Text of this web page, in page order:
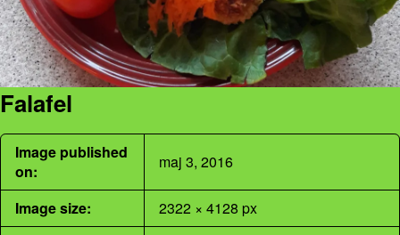
Falafel
Image published
on:
maj 3, 2016
Image size: 2322 × 4128 px